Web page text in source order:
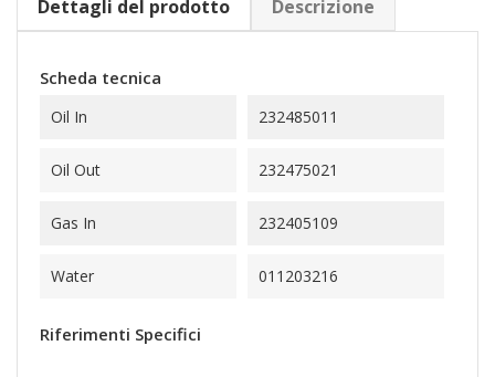
Dettagli del prodotto Descrizione
Scheda tecnica
Oil In 232485011
Oil Out 232475021
Gas In 232405109
Water 011203216
Riferimenti Specifici